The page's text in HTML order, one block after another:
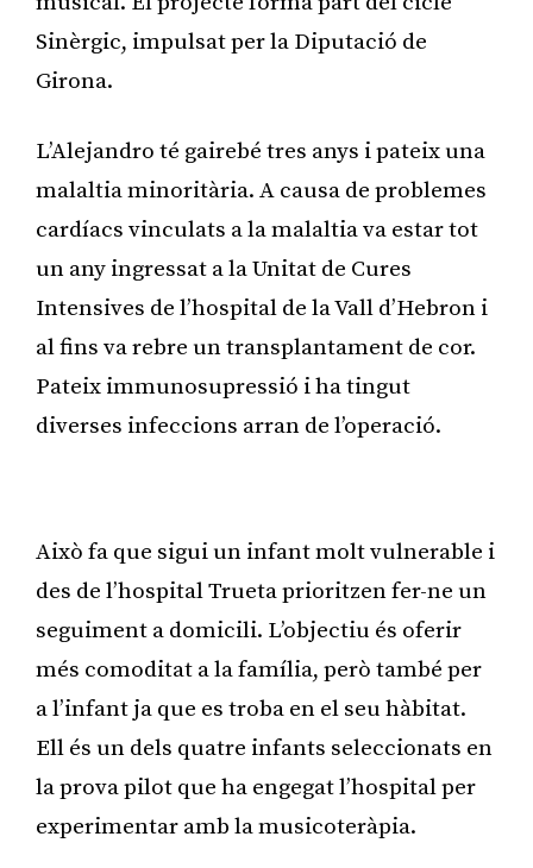
Sinèrgic, impulsat per la Diputació de
Girona.
L’Alejandro té gairebé tres anys i pateix una
malaltia minoritària. A causa de problemes
cardíacs vinculats a la malaltia va estar tot
un any ingressat a la Unitat de Cures
Intensives de l’hospital de la Vall d’Hebron i
al fins va rebre un transplantament de cor.
Pateix immunosupressió i ha tingut
diverses infeccions arran de l’operació.
Això fa que sigui un infant molt vulnerable i
des de l’hospital Trueta prioritzen fer-ne un
seguiment a domicili. L’objectiu és oferir
més comoditat a la família, però també per
a l’infant ja que es troba en el seu hàbitat.
Ell és un dels quatre infants seleccionats en
la prova pilot que ha engegat l’hospital per
experimentar amb la musicoteràpia.